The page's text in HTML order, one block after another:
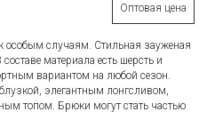
Оптовая цена
особым случаям. Стильная зауженая
материала есть шерсть и
вариантом на любой сезон.
элегантным лонгсливом,
топом. Брюки могут стать частью